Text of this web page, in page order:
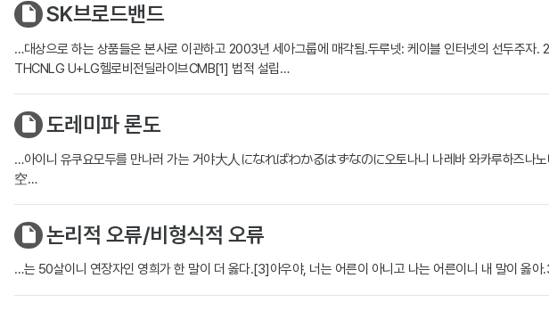
SK브로드밴드
…대상으로 하는 상품들은 본사로 이관하고 2003년 세아그룹에 매각됨.두루넷: 케이블 인터넷의 선두주
THCNLG U+LG헬로비전딜라이브CMB[1] 법적 설립…
도레미파 론도
…아이니 유쿠요모두를 만나러 가는 거야大人になればわかるはずなのに오토나니 나레바 와카루하즈
空…
논리적 오류/비형식적 오류
…는 50살이니 연장자인 영희가 한 말이 더 옳다.[3]아우야, 너는 어른이 아니고 나는 어른이니 내 말이 옳